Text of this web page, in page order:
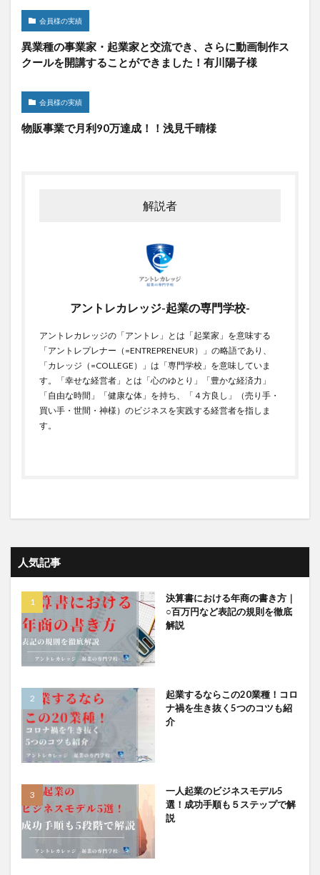
会員様の実績
異業種の事業家・起業家と交流でき、さらに動画制作ス
クールを開講することができました！有川陽子様
会員様の実績
物販事業で月利90万達成！！浅見千晴様
解説者
アントレカレッジ-起業の専門学校-
アントレカレッジの「アントレ」とは「起業家」を意味する
「アントレプレナー（=ENTREPRENEUR）」の略語であり、
「カレッジ（=COLLEGE）」は「専門学校」を意味していま
す。「幸せな経営者」とは「心のゆとり」「豊かな経済力」
「自由な時間」「健康な体」を持ち、「４方良し」（売り手・
買い手・世間・神様）のビジネスを実践する経営者を指しま
す。
人気記事
決算書における年商の書き方｜
○百万円など表記の規則を徹底
解説
起業するならこの20業種！コロ
ナ禍を生き抜く5つのコツも紹
介
一人起業のビジネスモデル5
選！成功手順も５ステップで解
説